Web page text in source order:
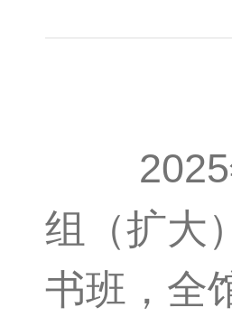
2025年
组（扩大
书班，全